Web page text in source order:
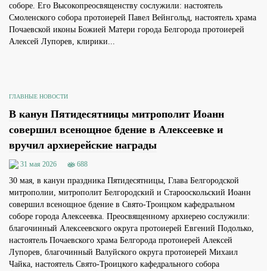
соборе. Его Высокопреосвященству сослужили: настоятель
Смоленского собора протоиерей Павел Вейнгольд, настоятель храма
Почаевской иконы Божией Матери города Белгорода протоиерей
Алексей Лупорев, клирики...
ГЛАВНЫЕ НОВОСТИ
В канун Пятидесятницы митрополит Иоанн
совершил всенощное бдение в Алексеевке и
вручил архиерейские награды
31 мая 2026 688
30 мая, в канун праздника Пятидесятницы, Глава Белгородской
митрополии, митрополит Белгородский и Старооскольский Иоанн
совершил всенощное бдение в Свято-Троицком кафедральном
соборе города Алексеевка. Преосвященному архиерею сослужили:
благочинный Алексеевского округа протоиерей Евгений Подолько,
настоятель Почаевского храма Белгорода протоиерей Алексей
Лупорев, благочинный Валуйского округа протоиерей Михаил
Чайка, настоятель Свято-Троицкого кафедрального собора